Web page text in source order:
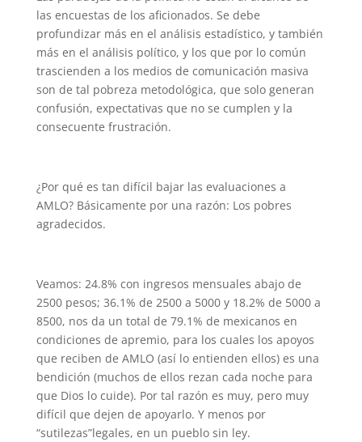
las encuestas de los aficionados. Se debe
profundizar más en el análisis estadístico, y también
más en el análisis político, y los que por lo común
trascienden a los medios de comunicación masiva
son de tal pobreza metodológica, que solo generan
confusión, expectativas que no se cumplen y la
consecuente frustración.
¿Por qué es tan difícil bajar las evaluaciones a
AMLO? Básicamente por una razón: Los pobres
agradecidos.
Veamos: 24.8% con ingresos mensuales abajo de
2500 pesos; 36.1% de 2500 a 5000 y 18.2% de 5000 a
8500, nos da un total de 79.1% de mexicanos en
condiciones de apremio, para los cuales los apoyos
que reciben de AMLO (así lo entienden ellos) es una
bendición (muchos de ellos rezan cada noche para
que Dios lo cuide). Por tal razón es muy, pero muy
difícil que dejen de apoyarlo. Y menos por
“sutilezas”legales, en un pueblo sin ley.